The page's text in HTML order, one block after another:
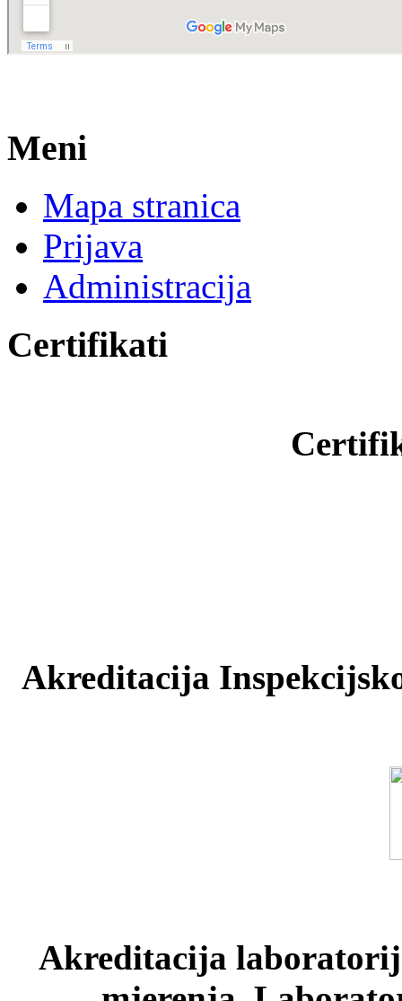
Meni
Mapa stranica
Prijava
Administracija
Certifikati
Akreditacija
Akreditacija